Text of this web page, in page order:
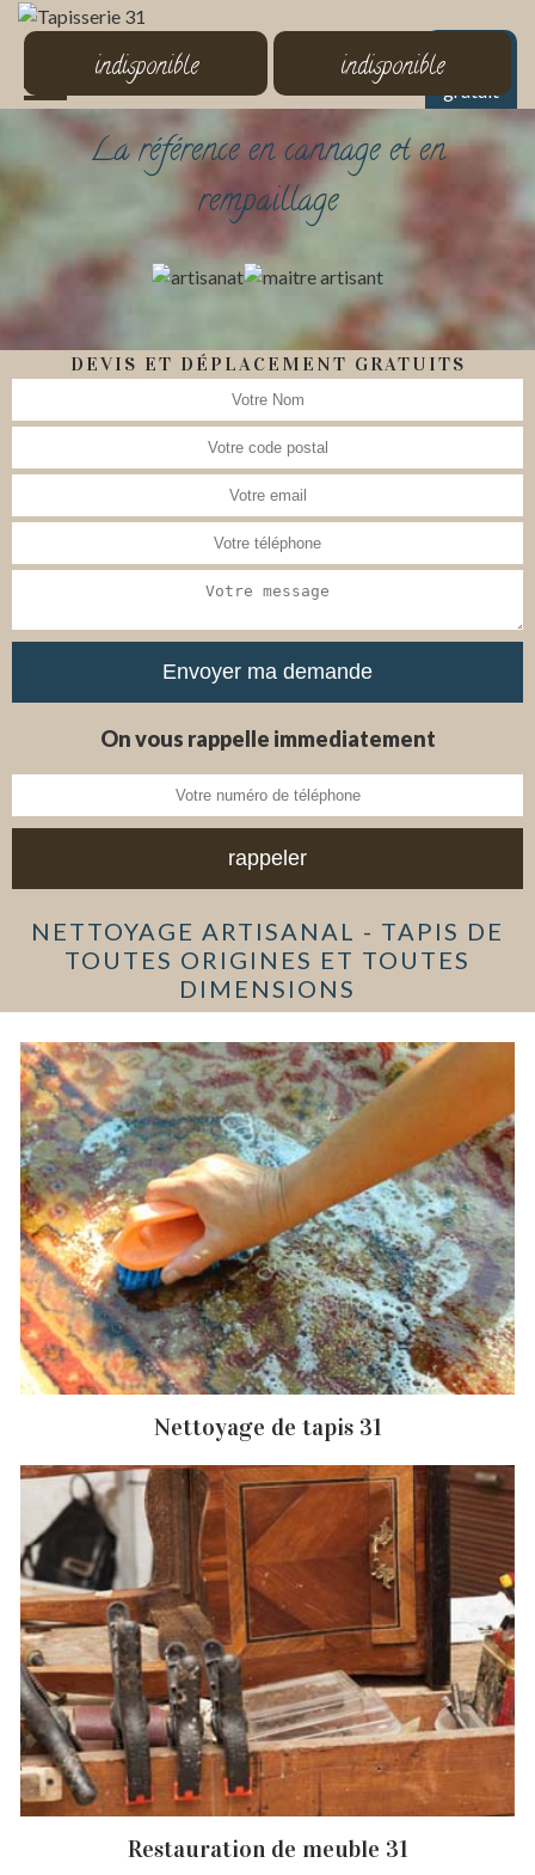
Devis
gratuit
indisponible indisponible
La référence en cannage et en
rempaillage
DEVIS ET DÉPLACEMENT GRATUITS
On vous rappelle immediatement
NETTOYAGE ARTISANAL - TAPIS DE
TOUTES ORIGINES ET TOUTES
DIMENSIONS
Nettoyage de tapis 31
Restauration de meuble 31